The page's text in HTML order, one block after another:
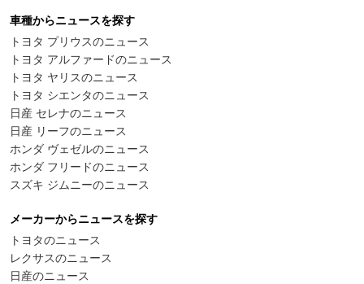
車種からニュースを探す
トヨタ プリウスのニュース
トヨタ アルファードのニュース
トヨタ ヤリスのニュース
トヨタ シエンタのニュース
日産 セレナのニュース
日産 リーフのニュース
ホンダ ヴェゼルのニュース
ホンダ フリードのニュース
スズキ ジムニーのニュース
メーカーからニュースを探す
トヨタのニュース
レクサスのニュース
日産のニュース